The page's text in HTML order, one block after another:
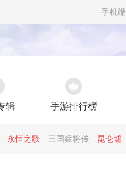
手机端
辑 手游排行榜
永恒之歌 三国猛将传 昆仑墟